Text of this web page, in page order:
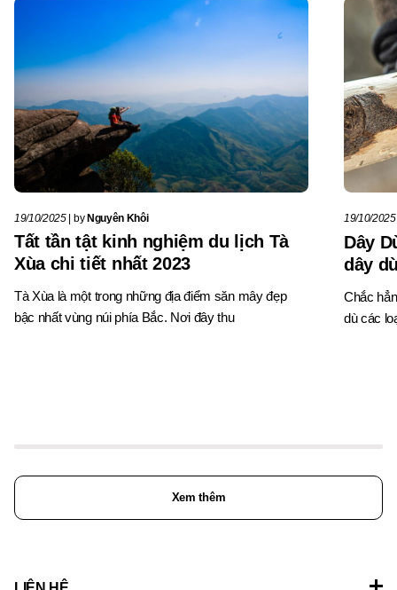
19/10/2025| byNguyên Khôi
Tất tần tật kinh nghiệm du lịch Tà
Xùa chi tiết nhất 2023
Tà Xùa là một trong những địa điểm săn mây đẹp
bậc nhất vùng núi phía Bắc. Nơi đây thu
19/10/2025
Dây
dây
Chắc
dù các
Xem thêm